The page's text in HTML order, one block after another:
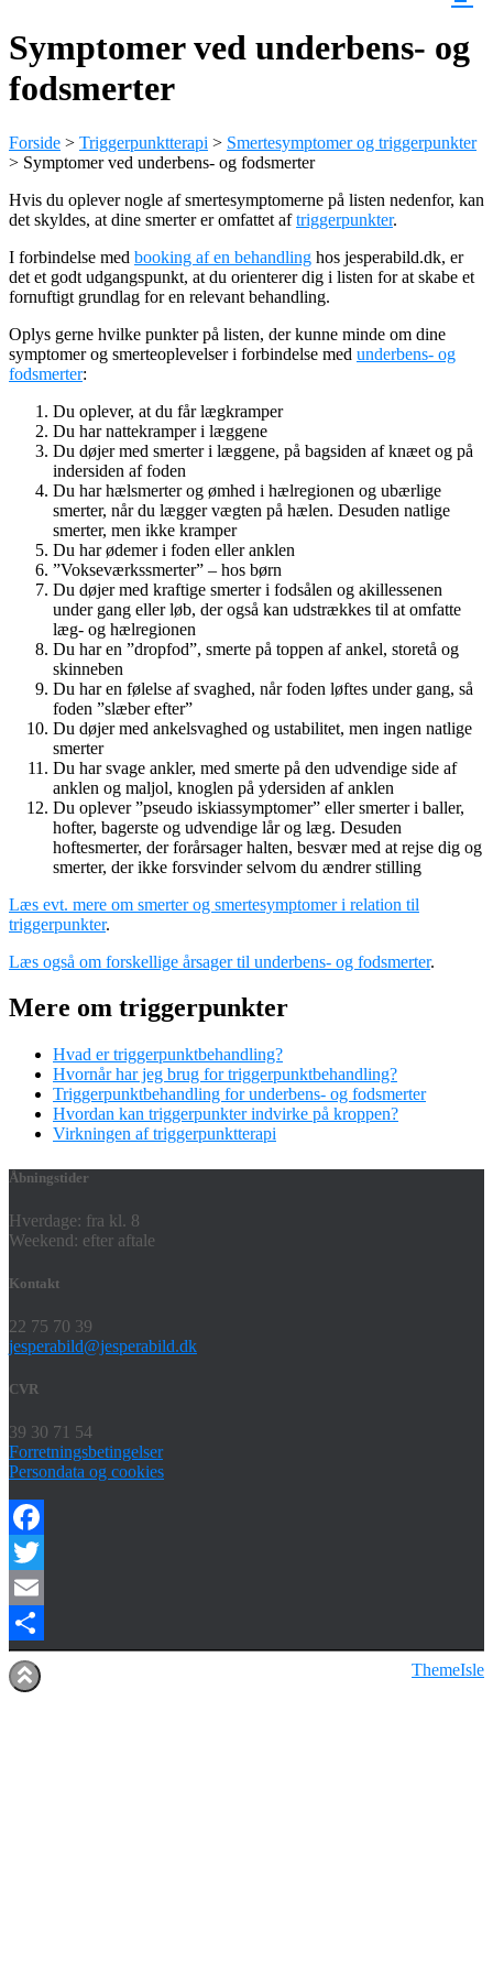
Symptomer ved underbens- og
fodsmerter
Forside > Triggerpunktterapi > Smertesymptomer og triggerpunkter
> Symptomer ved underbens- og fodsmerter
Hvis du oplever nogle af smertesymptomerne på listen nedenfor, kan
det skyldes, at dine smerter er omfattet aftriggerpunkter.
I forbindelse med booking af en behandling hos jesperabild.dk, er
det et godt udgangspunkt, at du orienterer dig i listen for at skabe et
fornuftigt grundlag for en relevant behandling.
Oplys gerne hvilke punkter på listen, der kunne minde om dine
symptomer og smerteoplevelser i forbindelse med underbens- og
fodsmerter:
Du oplever, at du får lægkramper
Du har nattekramper i læggene
Du døjer med smerter i læggene, på bagsiden af knæet og på
indersiden af foden
Du har hælsmerter og ømhed i hælregionen og ubærlige
smerter, når du lægger vægten på hælen. Desuden natlige
smerter, men ikke kramper
Du har ødemer i foden eller anklen
”Vokseværkssmerter” – hos børn
Du døjer med kraftige smerter i fodsålen og akillessenen
under gang eller løb, der også kan udstrækkes til at omfatte
læg- og hælregionen
Du har en ”dropfod”, smerte på toppen af ankel, storetå og
skinneben
Du har en følelse af svaghed, når foden løftes under gang, så
foden ”slæber efter”
Du døjer med ankelsvaghed og ustabilitet, men ingen natlige
smerter
Du har svage ankler, med smerte på den udvendige side af
anklen og maljol, knoglen på ydersiden af anklen
Du oplever ”pseudo iskiassymptomer” eller smerter i baller,
hofter, bagerste og udvendige lår og læg. Desuden
hoftesmerter, der forårsager halten, besvær med at rejse dig og
smerter, der ikke forsvinder selvom du ændrer stilling
Læs evt. mere om smerter og smertesymptomer i relation til
triggerpunkter.
Læs også om forskellige årsager til underbens- og fodsmerter.
Mere om triggerpunkter
Hvad er triggerpunktbehandling?
Hvornår har jeg brug for triggerpunktbehandling?
Triggerpunktbehandling for underbens- og fodsmerter
Hvordan kan triggerpunkter indvirke på kroppen?
Virkningen af triggerpunktterapi
Åbningstider
Hverdage: fra kl. 8
Weekend: efter aftale
Kontakt
22 75 70 39
jesperabild@jesperabild.dk
CVR
39 30 71 54
Forretningsbetingelser
Persondata og cookies
Facebook
Twitter
Email
Share
ThemeIsle